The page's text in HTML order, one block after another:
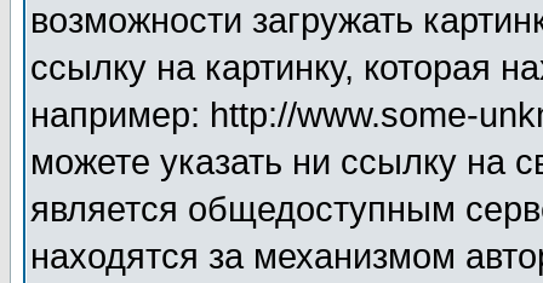
возможности загружать
ссылку на картинку, которая
например: http://www.some-
можете указать ни ссылку на
является общедоступным
находятся за механизмом